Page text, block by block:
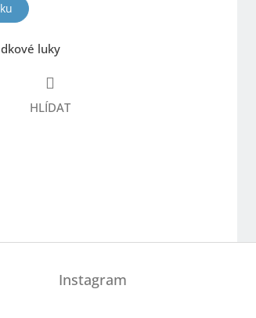
luky
HLÍDAT
Instagram